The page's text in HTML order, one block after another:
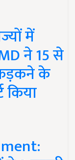
में
ने 15 से
के
किया